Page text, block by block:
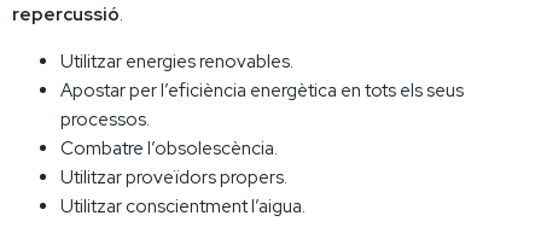
repercussió.
Utilitzar energies renovables.
Apostar per l’eficiència energètica en tots els seus
processos.
Combatre l’obsolescència.
Utilitzar proveïdors propers.
Utilitzar conscientment l’aigua.